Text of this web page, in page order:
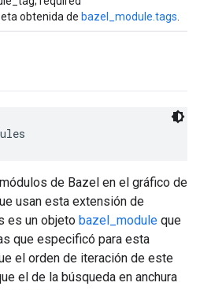
obtenida de bazel_module.tags
de Bazel en el gráfico de
usan esta extensión de
es un objeto bazel_module que
que especificó para esta
el orden de iteración de este
el de la búsqueda en anchura